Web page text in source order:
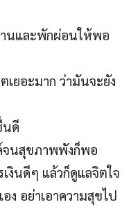
านและพักผ่อนให้พอ
ยอะมาก ว่ามันจะยัง
นดี
จนสุขภาพพังก็พอ
เงินดีๆ แล้วก็ดูแลจิตใจ
อง อย่าเอาความสุขไป